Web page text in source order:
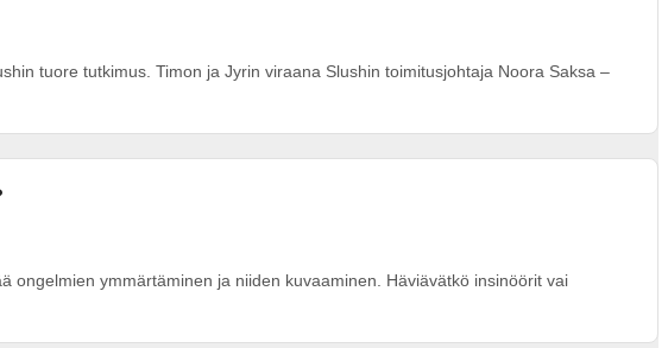
tuore tutkimus. Timon ja Jyrin viraana Slushin toimitusjohtaja Noora Saksa –
ongelmien ymmärtäminen ja niiden kuvaaminen. Häviävätkö insinöörit vai